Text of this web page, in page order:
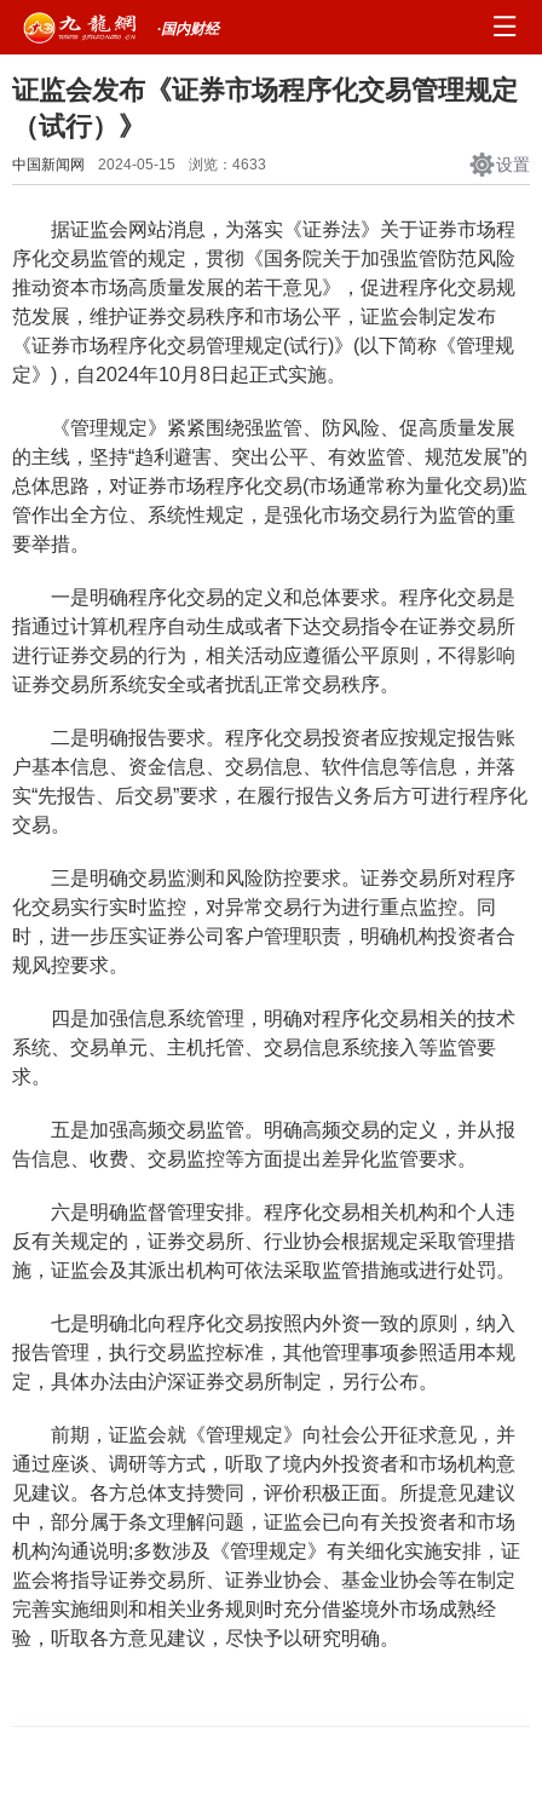
·国内财经
证监会发布《证券市场程序化交易管理规定
（试行）》
中国新闻网 2024-05-15 浏览： 4633 设置
据证监会网站消息，为落实《证券法》关于证券市场程
序化交易监管的规定，贯彻《国务院关于加强监管防范风险
推动资本市场高质量发展的若干意见》，促进程序化交易规
范发展，维护证券交易秩序和市场公平，证监会制定发布
《证券市场程序化交易管理规定(试行)》(以下简称《管理规
定》)，自2024年10月8日起正式实施。
《管理规定》紧紧围绕强监管、防风险、促高质量发展
的主线，坚持“趋利避害、突出公平、有效监管、规范发展”的
总体思路，对证券市场程序化交易(市场通常称为量化交易)监
管作出全方位、系统性规定，是强化市场交易行为监管的重
要举措。
一是明确程序化交易的定义和总体要求。程序化交易是
指通过计算机程序自动生成或者下达交易指令在证券交易所
进行证券交易的行为，相关活动应遵循公平原则，不得影响
证券交易所系统安全或者扰乱正常交易秩序。
二是明确报告要求。程序化交易投资者应按规定报告账
户基本信息、资金信息、交易信息、软件信息等信息，并落
实“先报告、后交易”要求，在履行报告义务后方可进行程序化
交易。
三是明确交易监测和风险防控要求。证券交易所对程序
化交易实行实时监控，对异常交易行为进行重点监控。同
时，进一步压实证券公司客户管理职责，明确机构投资者合
规风控要求。
四是加强信息系统管理，明确对程序化交易相关的技术
系统、交易单元、主机托管、交易信息系统接入等监管要
求。
五是加强高频交易监管。明确高频交易的定义，并从报
告信息、收费、交易监控等方面提出差异化监管要求。
六是明确监督管理安排。程序化交易相关机构和个人违
反有关规定的，证券交易所、行业协会根据规定采取管理措
施，证监会及其派出机构可依法采取监管措施或进行处罚。
七是明确北向程序化交易按照内外资一致的原则，纳入
报告管理，执行交易监控标准，其他管理事项参照适用本规
定，具体办法由沪深证券交易所制定，另行公布。
前期，证监会就《管理规定》向社会公开征求意见，并
通过座谈、调研等方式，听取了境内外投资者和市场机构意
见建议。各方总体支持赞同，评价积极正面。所提意见建议
中，部分属于条文理解问题，证监会已向有关投资者和市场
机构沟通说明;多数涉及《管理规定》有关细化实施安排，证
监会将指导证券交易所、证券业协会、基金业协会等在制定
完善实施细则和相关业务规则时充分借鉴境外市场成熟经
验，听取各方意见建议，尽快予以研究明确。